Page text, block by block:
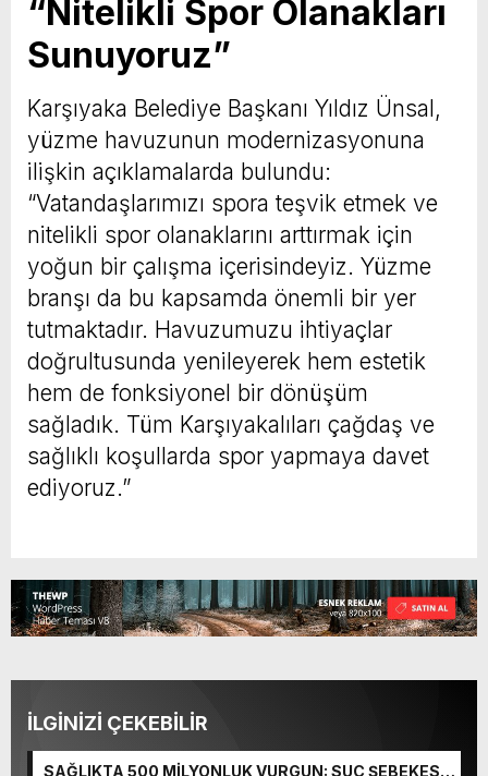
“Nitelikli Spor Olanakları
Sunuyoruz”
Karşıyaka Belediye Başkanı Yıldız Ünsal,
yüzme havuzunun modernizasyonuna
ilişkin açıklamalarda bulundu:
“Vatandaşlarımızı spora teşvik etmek ve
nitelikli spor olanaklarını arttırmak için
yoğun bir çalışma içerisindeyiz. Yüzme
branşı da bu kapsamda önemli bir yer
tutmaktadır. Havuzumuzu ihtiyaçlar
doğrultusunda yenileyerek hem estetik
hem de fonksiyonel bir dönüşüm
sağladık. Tüm Karşıyakalıları çağdaş ve
sağlıklı koşullarda spor yapmaya davet
ediyoruz.”
İLGİNİZİ ÇEKEBİLİR
SAĞLIKTA 500 MİLYONLUK VURGUN: SUÇ ŞEBEKESİ